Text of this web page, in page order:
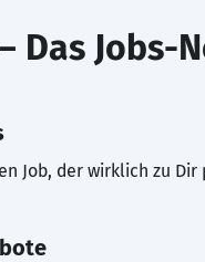
Das Jobs-
Job, der wirklich zu Dir